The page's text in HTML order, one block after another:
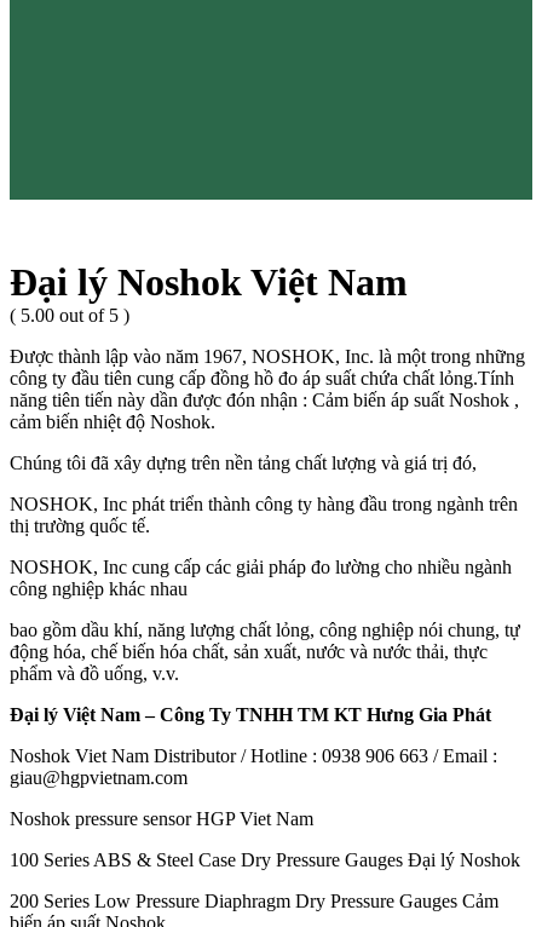
Đại lý Noshok Việt Nam
( 5.00 out of 5 )
Được thành lập vào năm 1967, NOSHOK, Inc. là một trong những
công ty đầu tiên cung cấp đồng hồ đo áp suất chứa chất lỏng.Tính
năng tiên tiến này dần được đón nhận : Cảm biến áp suất Noshok ,
cảm biến nhiệt độ Noshok.
Chúng tôi đã xây dựng trên nền tảng chất lượng và giá trị đó,
NOSHOK, Inc phát triển thành công ty hàng đầu trong ngành trên
thị trường quốc tế.
NOSHOK, Inc cung cấp các giải pháp đo lường cho nhiều ngành
công nghiệp khác nhau
bao gồm dầu khí, năng lượng chất lỏng, công nghiệp nói chung, tự
động hóa, chế biến hóa chất, sản xuất, nước và nước thải, thực
phẩm và đồ uống, v.v.
Đại lý Việt Nam – Công Ty TNHH TM KT Hưng Gia Phát
Noshok Viet Nam Distributor / Hotline : 0938 906 663 / Email :
giau@hgpvietnam.com
Noshok pressure sensor HGP Viet Nam
100 Series ABS & Steel Case Dry Pressure Gauges Đại lý Noshok
200 Series Low Pressure Diaphragm Dry Pressure Gauges Cảm